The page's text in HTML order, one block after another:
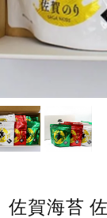
佐賀海苔